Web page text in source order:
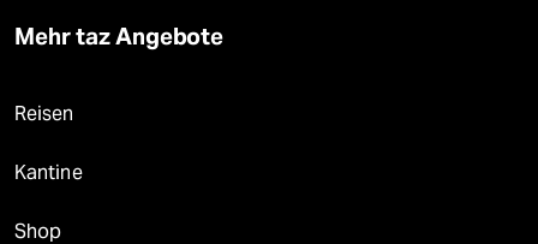
Mehr taz Angebote
Reisen
Kantine
Shop